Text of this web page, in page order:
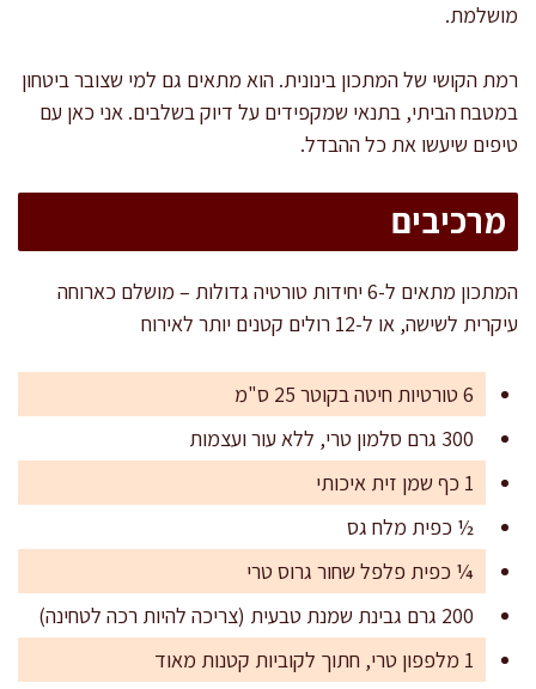
מושלמת.
רמת הקושי של המתכון בינונית. הוא מתאים גם למי שצובר ביטחון
במטבח הביתי, בתנאי שמקפידים על דיוק בשלבים. אני כאן עם
טיפים שיעשו את כל ההבדל.
מרכיבים
המתכון מתאים ל-6 יחידות טורטיה גדולות – מושלם כארוחה
עיקרית לשישה, או ל-12 רולים קטנים יותר לאירוח
6 טורטיות חיטה בקוטר 25 ס"מ
300 גרם סלמון טרי, ללא עור ועצמות
1 כף שמן זית איכותי
½ כפית מלח גס
¼ כפית פלפל שחור גרוס טרי
200 גרם גבינת שמנת טבעית (צריכה להיות רכה לטחינה)
1 מלפפון טרי, חתוך לקוביות קטנות מאוד